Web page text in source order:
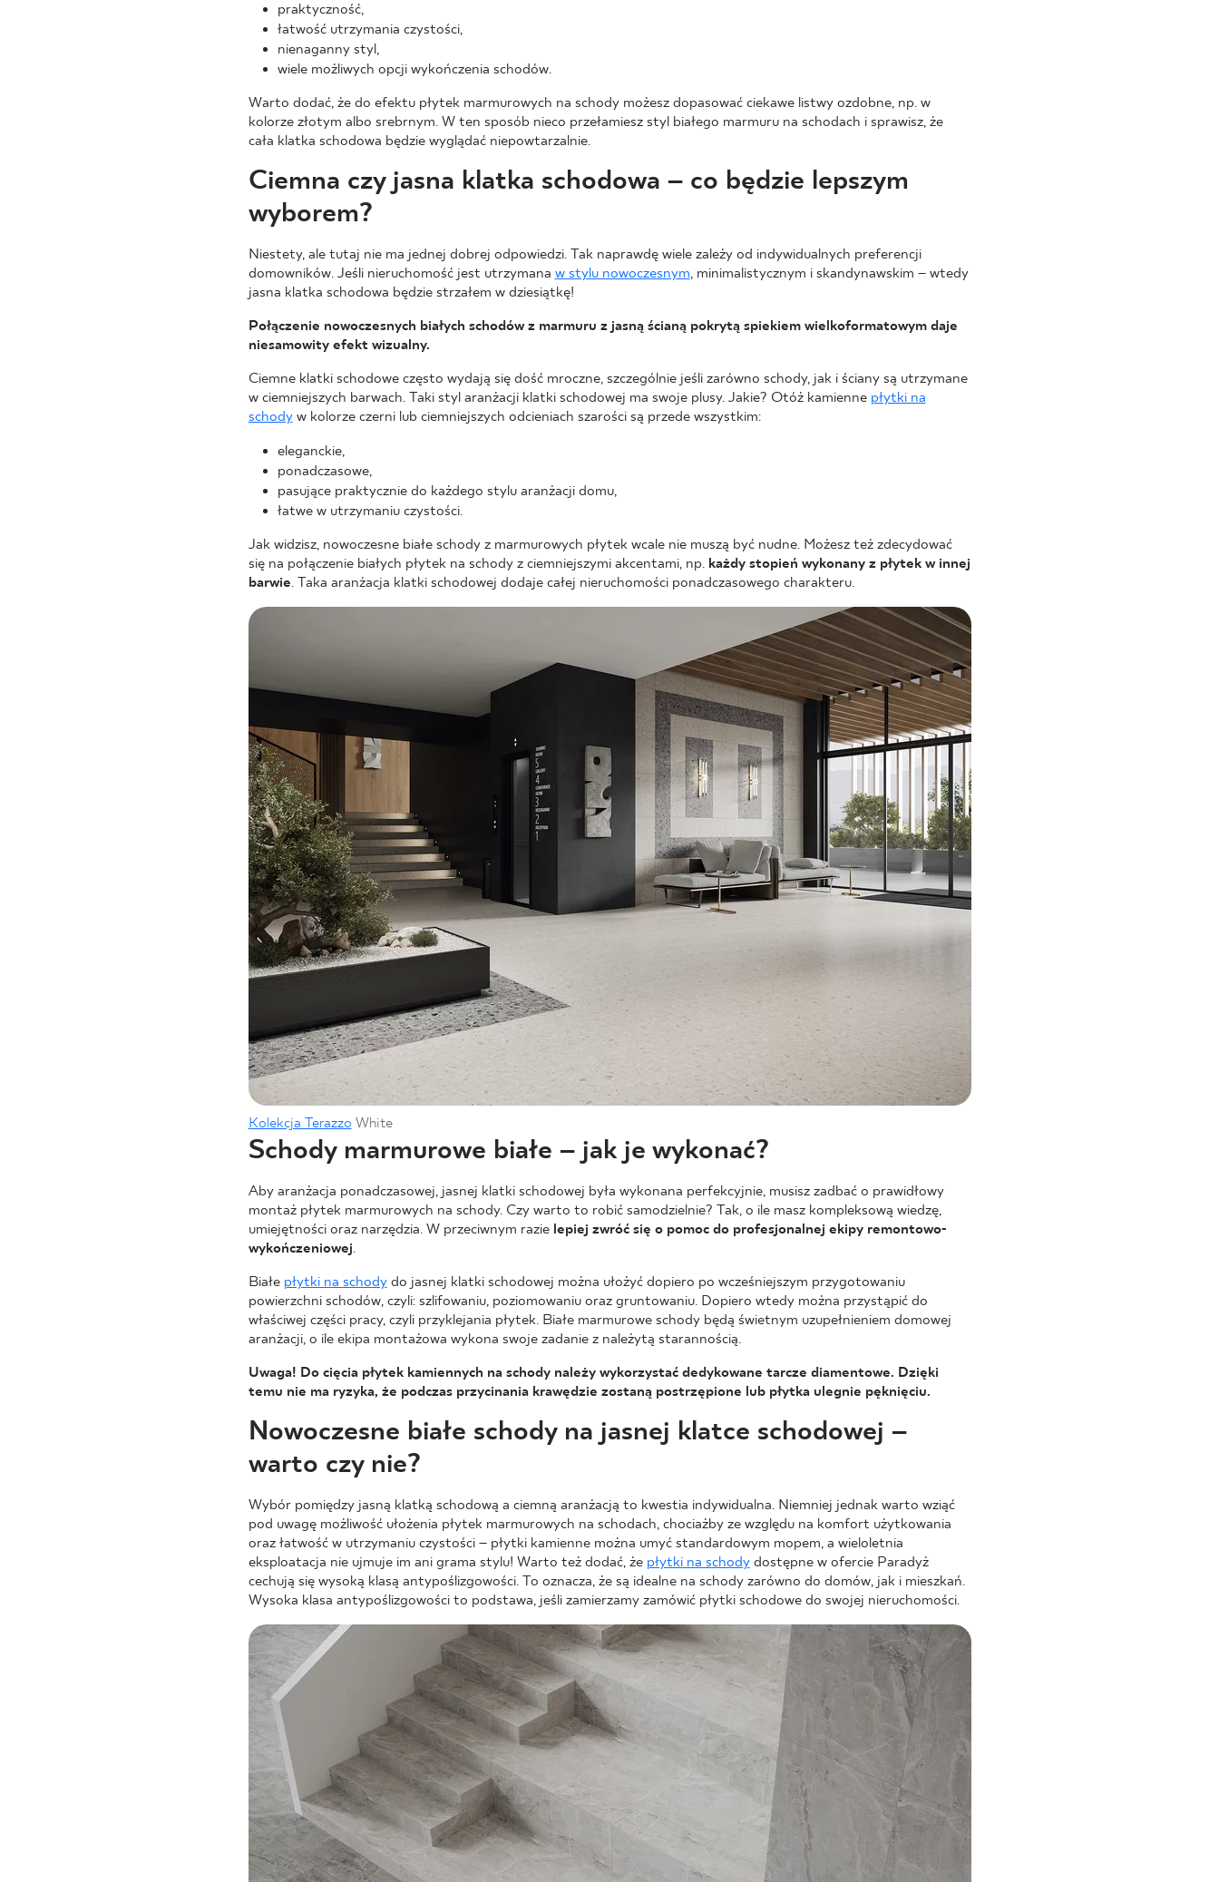
praktyczność,
łatwość utrzymania czystości,
nienaganny styl,
wiele możliwych opcji wykończenia schodów.
Warto dodać, że do efektu płytek marmurowych na schody możesz dopasować ciekawe listwy ozdobne, np. w
kolorze złotym albo srebrnym. W ten sposób nieco przełamiesz styl białego marmuru na schodach i sprawisz, że
cała klatka schodowa będzie wyglądać niepowtarzalnie.
Ciemna czy jasna klatka schodowa – co będzie lepszym
wyborem?
Niestety, ale tutaj nie ma jednej dobrej odpowiedzi. Tak naprawdę wiele zależy od indywidualnych preferencji
domowników. Jeśli nieruchomość jest utrzymana w stylu nowoczesnym, minimalistycznym i skandynawskim – wtedy
jasna klatka schodowa będzie strzałem w dziesiątkę!
Połączenie nowoczesnych białych schodów z marmuru z jasną ścianą pokrytą spiekiem wielkoformatowym daje
niesamowity efekt wizualny.
Ciemne klatki schodowe często wydają się dość mroczne, szczególnie jeśli zarówno schody, jak i ściany są utrzymane
w ciemniejszych barwach. Taki styl aranżacji klatki schodowej ma swoje plusy. Jakie? Otóż kamienne płytki na
schodyw kolorze czerni lub ciemniejszych odcieniach szarości są przede wszystkim:
eleganckie,
ponadczasowe,
pasujące praktycznie do każdego stylu aranżacji domu,
łatwe w utrzymaniu czystości.
Jak widzisz, nowoczesne białe schody z marmurowych płytek wcale nie muszą być nudne. Możesz też zdecydować
się na połączenie białych płytek na schody z ciemniejszymi akcentami, np. każdy stopień wykonany z płytek w innej
barwie. Taka aranżacja klatki schodowej dodaje całej nieruchomości ponadczasowego charakteru.
Kolekcja Terazzo White
Schody marmurowe białe – jak je wykonać?
Aby aranżacja ponadczasowej, jasnej klatki schodowej była wykonana perfekcyjnie, musisz zadbać o prawidłowy
montaż płytek marmurowych na schody. Czy warto to robić samodzielnie? Tak, o ile masz kompleksową wiedzę,
umiejętności oraz narzędzia. W przeciwnym razie lepiej zwróć się o pomoc do profesjonalnej ekipy remontowo-
wykończeniowej.
Białe płytki na schodydo jasnej klatki schodowej można ułożyć dopiero po wcześniejszym przygotowaniu
powierzchni schodów, czyli: szlifowaniu, poziomowaniu oraz gruntowaniu. Dopiero wtedy można przystąpić do
właściwej części pracy, czyli przyklejania płytek. Białe marmurowe schody będą świetnym uzupełnieniem domowej
aranżacji, o ile ekipa montażowa wykona swoje zadanie z należytą starannością.
Uwaga! Do cięcia płytek kamiennych na schody należy wykorzystać dedykowane tarcze diamentowe. Dzięki
temu nie ma ryzyka, że podczas przycinania krawędzie zostaną postrzępione lub płytka ulegnie pęknięciu.
Nowoczesne białe schody na jasnej klatce schodowej –
warto czy nie?
Wybór pomiędzy jasną klatką schodową a ciemną aranżacją to kwestia indywidualna. Niemniej jednak warto wziąć
pod uwagę możliwość ułożenia płytek marmurowych na schodach, chociażby ze względu na komfort użytkowania
oraz łatwość w utrzymaniu czystości – płytki kamienne można umyć standardowym mopem, a wieloletnia
eksploatacja nie ujmuje im ani grama stylu! Warto też dodać, że płytki na schodydostępne w ofercie Paradyż
cechują się wysoką klasą antypoślizgowości. To oznacza, że są idealne na schody zarówno do domów, jak i mieszkań.
Wysoka klasa antypoślizgowości to podstawa, jeśli zamierzamy zamówić płytki schodowe do swojej nieruchomości.